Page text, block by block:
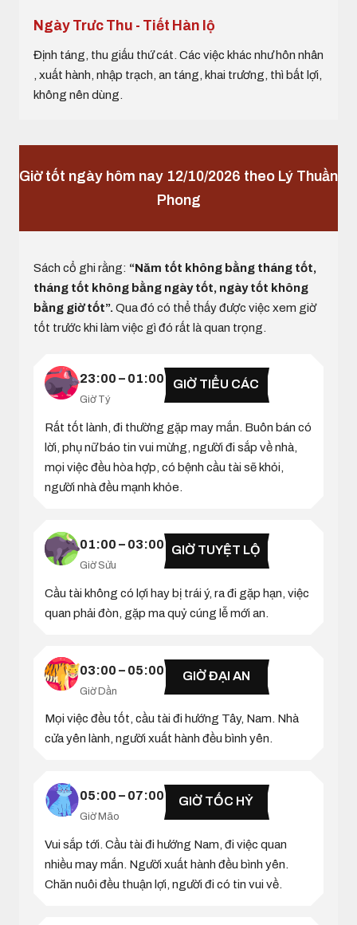
Ngày Trưc Thu - Tiết Hàn lộ
Định táng, thu giấu thứ cát. Các việc khác như hôn nhân
, xuất hành, nhập trạch, an táng, khai trương, thì bất lợi,
không nên dùng.
Giờ tốt ngày hôm nay 12/10/2026 theo Lý Thuần
Phong
Sách cổ ghi rằng: “Năm tốt không bằng tháng tốt,
tháng tốt không bằng ngày tốt, ngày tốt không
bằng giờ tốt”. Qua đó có thể thấy được việc xem giờ
tốt trước khi làm việc gì đó rất là quan trọng.
23:00 – 01:00
Giờ Tý
GIỜ TIỂU CÁC
Rất tốt lành, đi thường gặp may mắn. Buôn bán có
lời, phụ nữ báo tin vui mừng, người đi sắp về nhà,
mọi việc đều hòa hợp, có bệnh cầu tài sẽ khỏi,
người nhà đều mạnh khỏe.
01:00 – 03:00
Giờ Sửu
GIỜ TUYỆT LỘ
Cầu tài không có lợi hay bị trái ý, ra đi gặp hạn, việc
quan phải đòn, gặp ma quỷ cúng lễ mới an.
03:00 – 05:00
Giờ Dần
GIỜ ĐẠI AN
Mọi việc đều tốt, cầu tài đi hướng Tây, Nam. Nhà
cửa yên lành, người xuất hành đều bình yên.
05:00 – 07:00
Giờ Mão
GIỜ TỐC HỶ
Vui sắp tới. Cầu tài đi hướng Nam, đi việc quan
nhiều may mắn. Người xuất hành đều bình yên.
Chăn nuôi đều thuận lợi, người đi có tin vui về.